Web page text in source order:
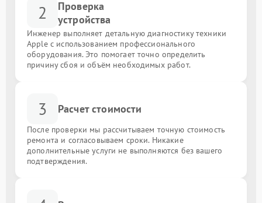
2
Проверка
устройства
Инженер выполняет детальную диагностику техники
Apple с использованием профессионального
оборудования. Это помогает точно определить
причину сбоя и объём необходимых работ.
3 Расчет стоимости
После проверки мы рассчитываем точную стоимость
ремонта и согласовываем сроки. Никакие
дополнительные услуги не выполняются без вашего
подтверждения.